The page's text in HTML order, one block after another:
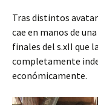
Tras distintos
cae en manos de
finales del s.xII que
completamente
económicamente.